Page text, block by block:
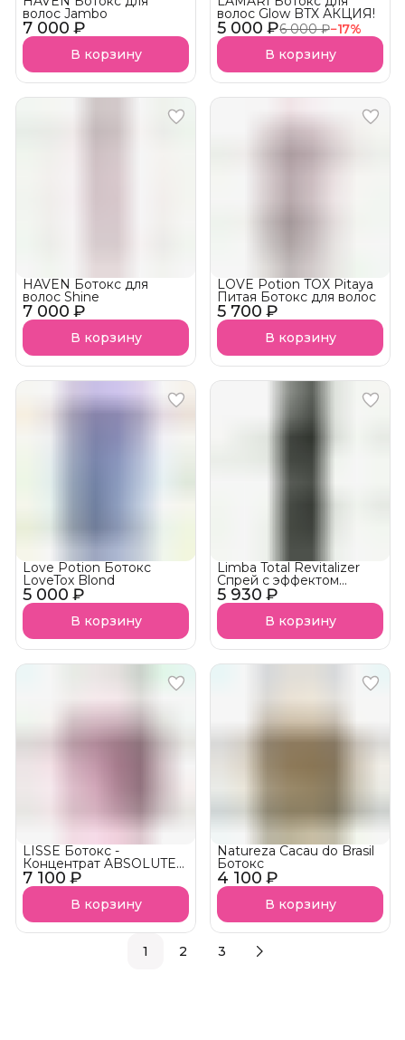
7 000 ₽
волос Jambo
В корзину
5 000 ₽6 000 ₽−17%
волос Glow BTX АКЦИЯ!
В корзину
7 000 ₽
HAVEN Ботокс для
волос Shine
В корзину
5 700 ₽
LOVE Potion TOX Pitaya
Питая Ботокс для волос
В корзину
5 000 ₽
Love Potion Ботокс
LoveTox Blond
В корзину
5 930 ₽
Limba Total Revitalizer
Спрей с эффектом
ботокса -
восстановление и
пролонгацияВ корзину
7 100 ₽
LISSE Ботокс -
Концентрат ABSOLUTE
CONTROL BOTOX
В корзину
4 100 ₽
Natureza Cacau do Brasil
Ботокс
В корзину
1 2 3